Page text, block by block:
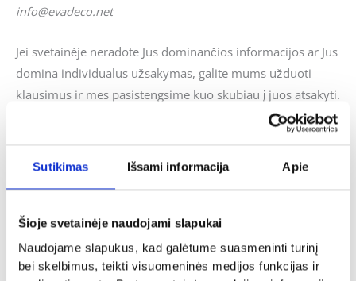
Sutikimas Išsami informacija Apie
Šioje svetainėje naudojami slapukai
Naudojame slapukus, kad galėtume suasmeninti turinį
bei skelbimus, teikti visuomeninės medijos funkcijas ir
info@evadeco.net
Jei svetainėje neradote Jus dominančios informacijos ar Jus
domina individualus užsakymas, galite mums užduoti
klausimus ir mes pasistengsime kuo skubiau į juos atsakyti.
Panašūs produktai
Joninių dovanos
Puodelis „Jono”
8.00 €
Dovanos gimtadienio proga
Siuvinėtas rankšluostis su norimu